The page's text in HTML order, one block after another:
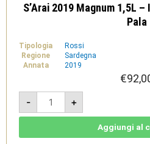
S’Arai 2019 Magnum 1,5L
Pala
Tipologia
Rossi
Regione
Sardegna
Annata
2019
€
-
S'Arai
2019
Magnum
1,5L
+
Aggiungi al